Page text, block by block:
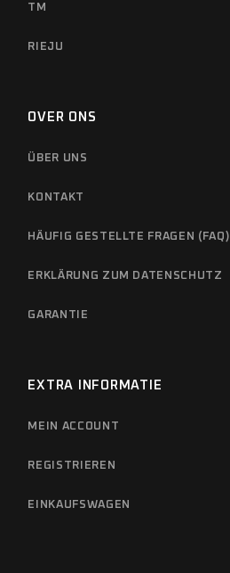
TM
RIEJU
OVER ONS
ÜBER UNS
KONTAKT
HÄUFIG GESTELLTE FRAGEN (FAQ)
ERKLÄRUNG ZUM DATENSCHUTZ
GARANTIE
EXTRA INFORMATIE
MEIN ACCOUNT
REGISTRIEREN
EINKAUFSWAGEN